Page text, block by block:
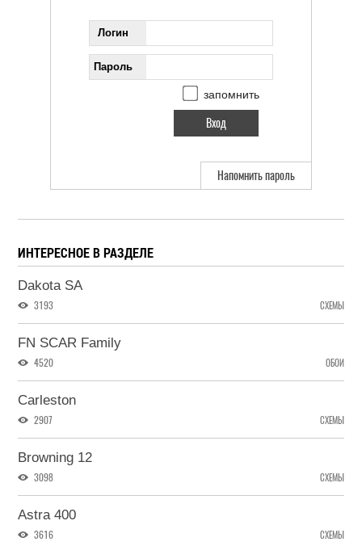
Логин
Пароль
запомнить
Напомнить пароль
ИНТЕРЕСНОЕ В РАЗДЕЛЕ
Dakota SA
3193 СХЕМЫ
FN SCAR Family
4520 ОБОИ
Carleston
2907 СХЕМЫ
Browning 12
3098 СХЕМЫ
Astra 400
3616 СХЕМЫ